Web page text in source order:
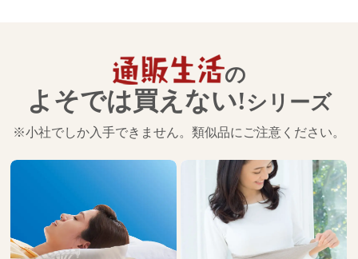
の
よそでは買えない!シリーズ
※小社でしか入手できません。類似品にご注意ください。